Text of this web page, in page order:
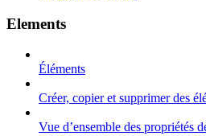
Elements
Éléments
Créer, copier et supprimer des
Vue d’ensemble des propriétés